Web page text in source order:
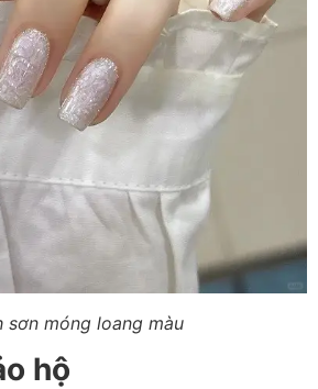
sơn móng loang màu
hộ